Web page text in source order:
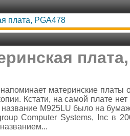
плата, PGA478
материнские платы
Кстати, на самой плате
M925LU было на
Computer Systems, Inc в